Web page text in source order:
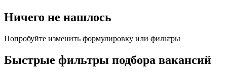
Ничего не нашлось
Попробуйте изменить формулировку или фильтры
Быстрые фильтры подбора вакансий